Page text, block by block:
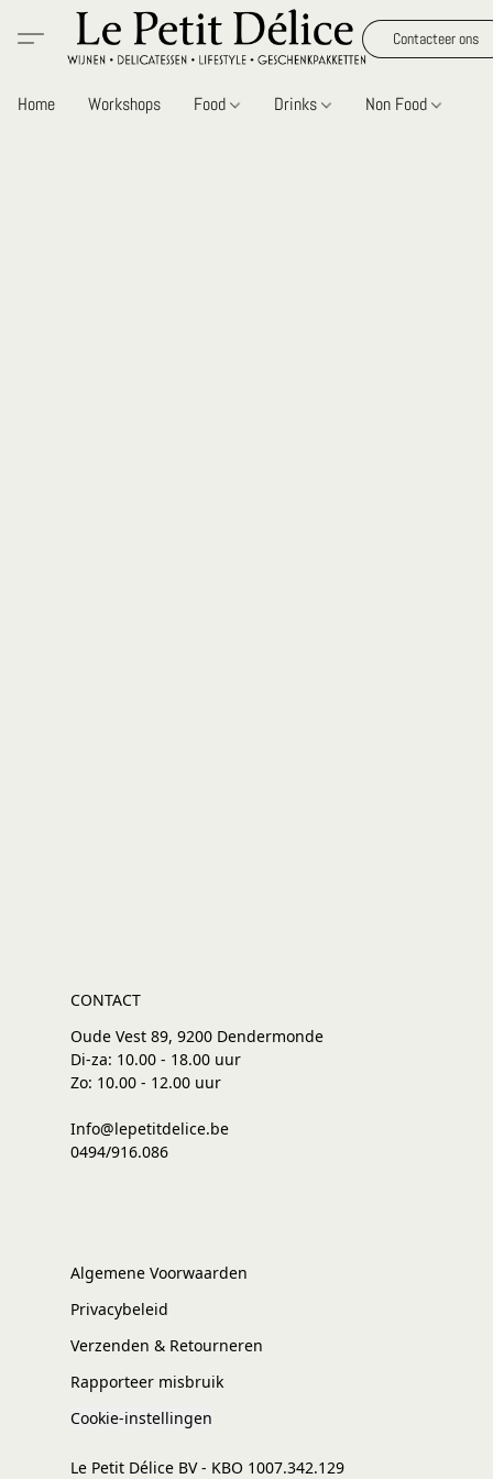
Contacteer ons
Home Workshops Food Drinks Non Food
CONTACT
Oude Vest 89, 9200 Dendermonde
Di-za: 10.00 - 18.00 uur
Zo: 10.00 - 12.00 uur
Info@lepetitdelice.be
0494/916.086
Algemene Voorwaarden
Privacybeleid
Verzenden & Retourneren
Rapporteer misbruik
Cookie-instellingen
Le Petit Délice BV - KBO 1007.342.129